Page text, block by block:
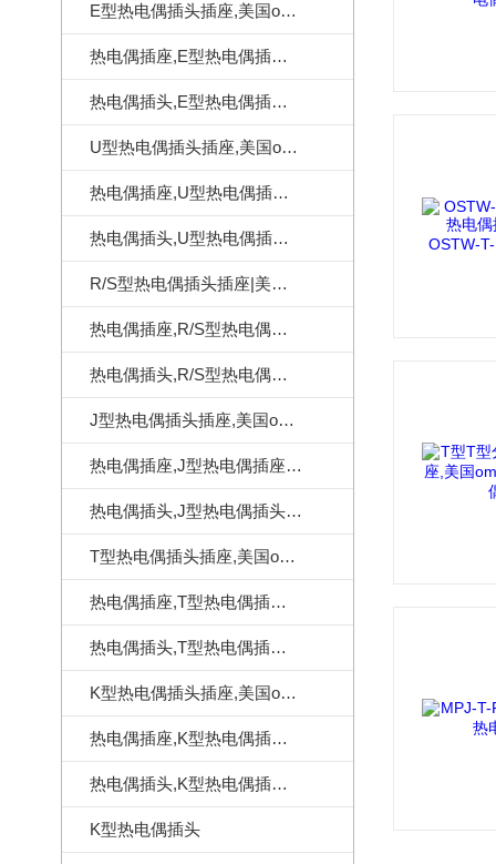
E型热电偶插头插座,美国omega热电偶连接器
热电偶插座,E型热电偶插座,美国omega热电偶插座
热电偶插头,E型热电偶插头,美国omega热电偶插头
U型热电偶插头插座,美国omega热电偶连接器
热电偶插座,U型热电偶插座,美国omega热电偶插座
热电偶插头,U型热电偶插头,美国omega热电偶插头
R/S型热电偶插头插座|美国omega热电偶连接器
热电偶插座,R/S型热电偶插座,美国omega热电偶插座
热电偶插头,R/S型热电偶插头,美国omega热电偶插头
J型热电偶插头插座,美国omega热电偶连接器
热电偶插座,J型热电偶插座,美国omega热电偶插座
热电偶插头,J型热电偶插头,美国omega热电偶插头
T型热电偶插头插座,美国omega热电偶连接器
热电偶插座,T型热电偶插座,美国omega热电偶插座
热电偶插头,T型热电偶插头,美国omega热电偶插头
K型热电偶插头插座,美国omega热电偶连接器
热电偶插座,K型热电偶插座,美国omega热电偶插座
热电偶插头,K型热电偶插头,美国omega热电偶插头
K型热电偶插头